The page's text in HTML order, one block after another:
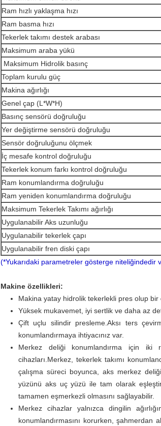
Ram hızlı yaklaşma hızı
Ram basma hızı
Tekerlek takımı destek arabası
Maksimum araba yükü
Maksimum Hidrolik basınç
Toplam kurulu güç
Makina ağırlığı
Genel çap (L*W*H)
Basınç sensörü doğruluğu
Yer değiştirme sensörü doğruluğu
Sensör doğruluğunu ölçmek
İç mesafe kontrol doğruluğu
Tekerlek konum farkı kontrol doğruluğu
Ram konumlandırma doğruluğu
Ram yeniden konumlandırma doğruluğu
Maksimum Tekerlek Takımı ağırlığı
Uygulanabilir Aks uzunluğu
Uygulanabilir tekerlek çapı
Uygulanabilir fren diski çapı
(*Yukarıdaki parametreler gösterge
Makine özellikleri:
Makina yatay hidrolik tekerlekli pres olup
Yüksek mukavemet, iyi sertlik ve daha az
Çift uçlu silindir presleme.Aksı ters
konumlandırmaya ihtiyacınız var.
Merkez deliği konumlandırma için
cihazları.Merkez, tekerlek takımı
çalışma süreci boyunca, aks merkez
yüzünü aks uç yüzü ile tam olarak
tamamen eşmerkezli olmasını sağlayabilir.
Merkez cihazlar yalnızca dingilin
konumlandırmasını korurken, şahmerdan